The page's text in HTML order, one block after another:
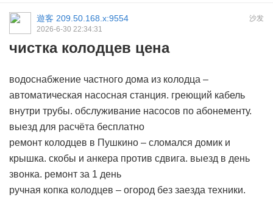
沙发
遊客 209.50.168.x:9554
2026-6-30 22:34:31
чистка колодцев цена
водоснабжение частного дома из колодца –
автоматическая насосная станция. греющий кабель
внутри трубы. обслуживание насосов по абонементу.
выезд для расчёта бесплатно
ремонт колодцев в Пушкино – сломался домик и
крышка. скобы и анкера против сдвига. выезд в день
звонка. ремонт за 1 день
ручная копка колодцев – огород без заезда техники.